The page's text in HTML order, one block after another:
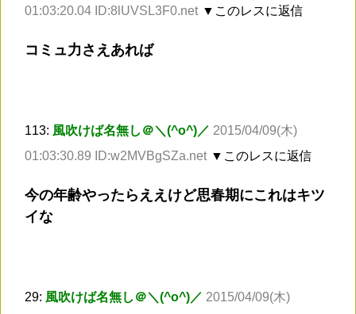
01:03:20.04 ID:8lUVSL3F0.net ▼このレスに返信
コミュ力さえあれば
113: 風吹けば名無し＠＼(^o^)／ 2015/04/09(木)
01:03:30.89 ID:w2MVBgSZa.net ▼このレスに返信
今の年齢やったらええけど思春期にこれはキツ
イな
29: 風吹けば名無し＠＼(^o^)／ 2015/04/09(木)